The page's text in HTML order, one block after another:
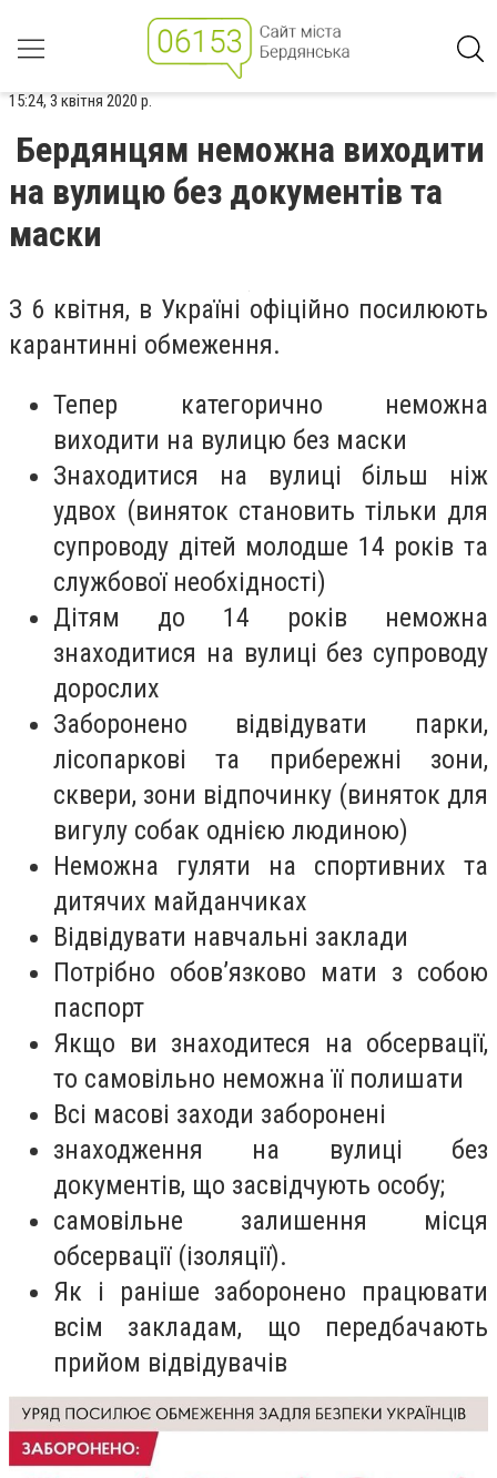
15:24, 3 квітня 2020 р.
Бердянцям неможна виходити
на вулицю без документів та
маски
З 6 квітня, в Україні офіційно посилюють
карантинні обмеження.
Тепер категорично неможна
виходити на вулицю без маски
Знаходитися на вулиці більш ніж
удвох (виняток становить тільки для
супроводу дітей молодше 14 років та
службової необхідності)
Дітям до 14 років неможна
знаходитися на вулиці без супроводу
дорослих
Заборонено відвідувати парки,
лісопаркові та прибережні зони,
сквери, зони відпочинку (виняток для
вигулу собак однією людиною)
Неможна гуляти на спортивних та
дитячих майданчиках
Відвідувати навчальні заклади
Потрібно обов’язково мати з собою
паспорт
Якщо ви знаходитеся на обсервації,
то самовільно неможна її полишати
Всі масові заходи заборонені
знаходження на вулиці без
документів, що засвідчують особу;
самовільне залишення місця
обсервації (ізоляції).
Як і раніше заборонено працювати
всім закладам, що передбачають
прийом відвідувачів